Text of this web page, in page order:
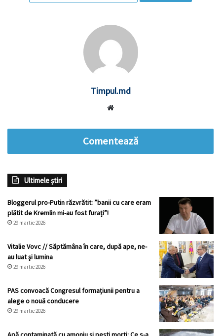
Timpul.md
Comentează
Ultimele știri
Bloggerul pro-Putin răzvrătit: ”banii cu care eram
plătit de Kremlin mi-au fost furați”!
29 martie 2026
Vitalie Vovc // Săptămâna în care, după ape, ne-
au luat şi lumina
29 martie 2026
PAS convoacă Congresul formațiunii pentru a
alege o nouă conducere
29 martie 2026